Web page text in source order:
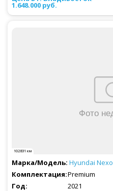
1.648.000 руб.
102831 км
Hyundai Nexo
Premium
2021